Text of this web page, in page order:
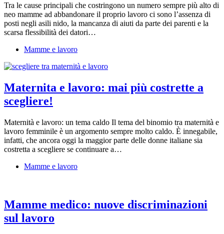
Tra le cause principali che costringono un numero sempre più alto di
neo mamme ad abbandonare il proprio lavoro ci sono l’assenza di
posti negli asili nido, la mancanza di aiuti da parte dei parenti e la
scarsa flessibilità dei datori…
Mamme e lavoro
Maternita e lavoro: mai più costrette a
scegliere!
Maternità e lavoro: un tema caldo Il tema del binomio tra maternità e
lavoro femminile è un argomento sempre molto caldo. È innegabile,
infatti, che ancora oggi la maggior parte delle donne italiane sia
costretta a scegliere se continuare a…
Mamme e lavoro
Mamme medico: nuove discriminazioni
sul lavoro